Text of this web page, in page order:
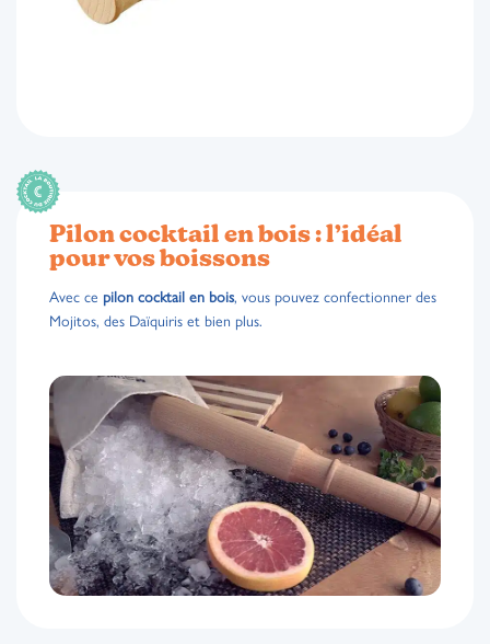
Pilon cocktail en bois : l’idéal
pour vos boissons
Avec ce pilon cocktail en bois, vous pouvez confectionner des
Mojitos, des Daïquiris et bien plus.